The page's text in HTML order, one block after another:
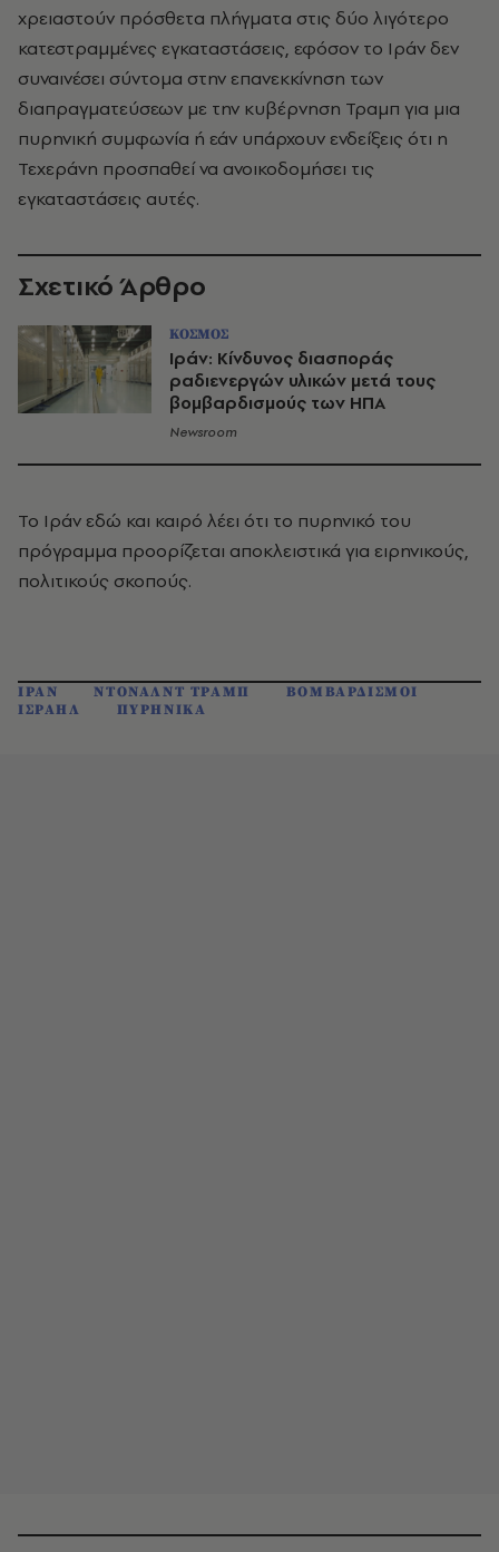
χρειαστούν πρόσθετα πλήγματα στις δύο λιγότερο
κατεστραμμένες εγκαταστάσεις, εφόσον το Ιράν δεν
συναινέσει σύντομα στην επανεκκίνηση των
διαπραγματεύσεων με την κυβέρνηση Τραμπ για μια
πυρηνική συμφωνία ή εάν υπάρχουν ενδείξεις ότι η
Τεχεράνη προσπαθεί να ανοικοδομήσει τις
εγκαταστάσεις αυτές.
Σχετικό Άρθρο
ΚΟΣΜΟΣ
Ιράν: Κίνδυνος διασποράς
ραδιενεργών υλικών μετά τους
βομβαρδισμούς των ΗΠΑ
Newsroom
Το Ιράν εδώ και καιρό λέει ότι το πυρηνικό του
πρόγραμμα προορίζεται αποκλειστικά για ειρηνικούς,
πολιτικούς σκοπούς.
ΙΡΑΝ ΝΤΟΝΑΛΝΤ ΤΡΑΜΠ
ΒΟΜΒΑΡΔΙΣΜΟΙ
ΙΣΡΑΗΛ
ΠΥΡΗΝΙΚΑ